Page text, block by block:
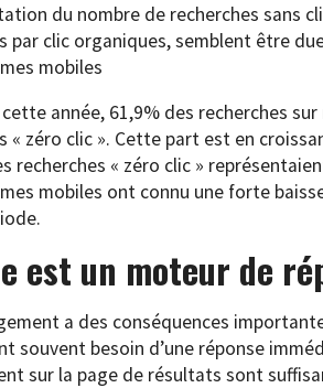
du nombre de recherches sans
par clic organiques, semblent être
mobiles
cette année, 61,9% des recherches
« zéro clic ». Cette part est en
recherches « zéro clic »
mobiles ont connu une forte
est un moteur de
a des conséquences
souvent besoin d’une réponse
sur la page de résultats sont